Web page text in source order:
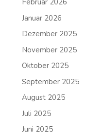
Februar 2026
Januar 2026
Dezember 2025
November 2025
Oktober 2025
September 2025
August 2025
Juli 2025
Juni 2025